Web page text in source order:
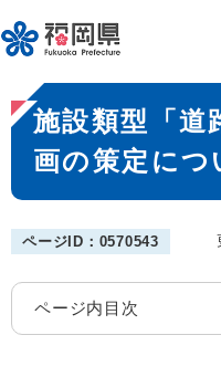
ー
ジ
先
頭
。
メニュ
本
文
施設類型「道
画の策定につ
ページID：0570543
ページ内目次